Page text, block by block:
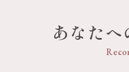
あなたへ